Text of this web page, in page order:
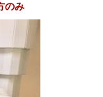
のみ